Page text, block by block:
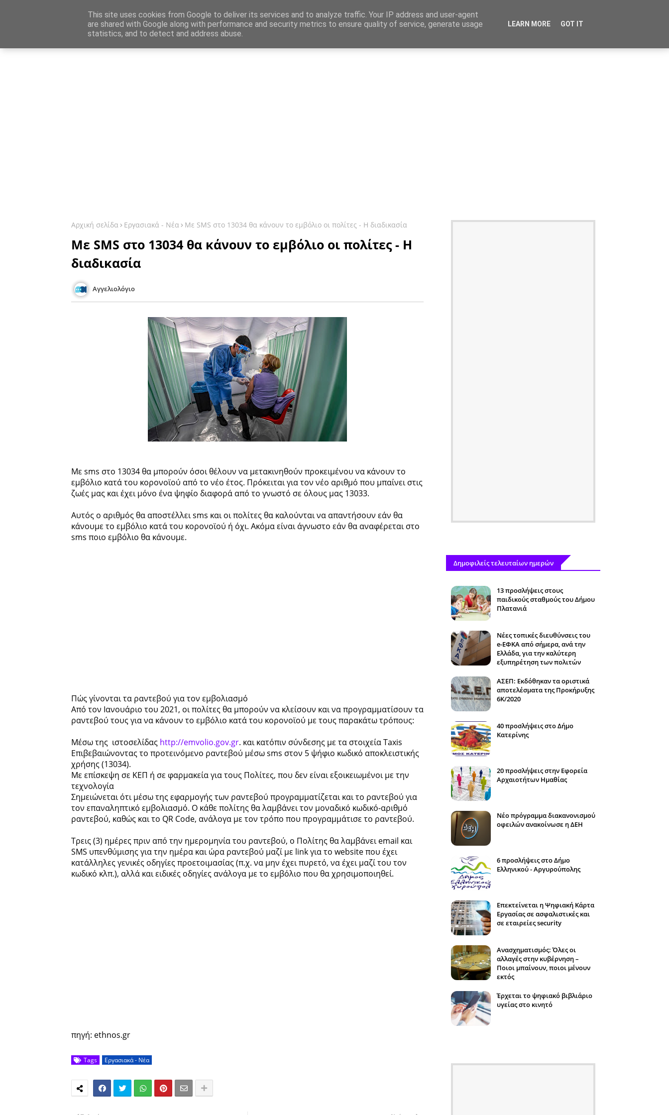
Καταχώρηση Αγγελίας Επικοινωνία Site Map
Ενημέρωση Αγγελίες Εργασίας
Αρχική σελίδα Εργασιακά - Νέα Με SMS στο 13034 θα κάνουν το εμβόλιο οι πολίτες - Η διαδικασία
Με SMS στο 13034 θα κάνουν το εμβόλιο οι πολίτες - Η
διαδικασία
Αγγελιολόγιο
Με sms στο 13034 θα μπορούν όσοι θέλουν να μετακινηθούν προκειμένου να κάνουν το
εμβόλιο κατά του κορονοϊού από το νέο έτος. Πρόκειται για τον νέο αριθμό που μπαίνει στις
ζωές μας και έχει μόνο ένα ψηφίο διαφορά από το γνωστό σε όλους μας 13033.
Αυτός ο αριθμός θα αποστέλλει sms και οι πολίτες θα καλούνται να απαντήσουν εάν θα
κάνουμε το εμβόλιο κατά του κορονοϊού ή όχι. Ακόμα είναι άγνωστο εάν θα αναφέρεται στο
sms ποιο εμβόλιο θα κάνουμε.
Πώς γίνονται τα ραντεβού για τον εμβολιασμό
Από τον Ιανουάριο του 2021, οι πολίτες θα μπορούν να κλείσουν και να προγραμματίσουν τα
ραντεβού τους για να κάνουν το εμβόλιο κατά του κορονοϊού με τους παρακάτω τρόπους:
Μέσω της ιστοσελίδας http://emvolio.gov.gr. και κατόπιν σύνδεσης με τα στοιχεία Taxis
Επιβεβαιώνοντας το προτεινόμενο ραντεβού μέσω sms στον 5 ψήφιο κωδικό αποκλειστικής
χρήσης (13034).
Με επίσκεψη σε ΚΕΠ ή σε φαρμακεία για τους Πολίτες, που δεν είναι εξοικειωμένοι με την
τεχνολογία
Σημειώνεται ότι μέσω της εφαρμογής των ραντεβού προγραμματίζεται και το ραντεβού για
τον επαναληπτικό εμβολιασμό. Ο κάθε πολίτης θα λαμβάνει τον μοναδικό κωδικό-αριθμό
ραντεβού, καθώς και το QR Code, ανάλογα με τον τρόπο που προγραμμάτισε το ραντεβού.
Τρεις (3) ημέρες πριν από την ημερομηνία του ραντεβού, ο Πολίτης θα λαμβάνει email και
SMS υπενθύμισης για την ημέρα και ώρα ραντεβού μαζί με link για το website που έχει
κατάλληλες γενικές οδηγίες προετοιμασίας (π.χ. να μην έχει πυρετό, να έχει μαζί του τον
κωδικό κλπ.), αλλά και ειδικές οδηγίες ανάλογα με το εμβόλιο που θα χρησιμοποιηθεί.
πηγή: ethnos.gr
Tags Εργασιακά - Νέα
Δημοφιλείς τελευταίων ημερών
13 προσλήψεις στους
παιδικούς σταθμούς του Δήμου
Πλατανιά
Νέες τοπικές διευθύνσεις του
e-ΕΦΚΑ από σήμερα, ανά την
Ελλάδα, για την καλύτερη
εξυπηρέτηση των πολιτών
ΑΣΕΠ: Εκδόθηκαν τα οριστικά
αποτελέσματα της Προκήρυξης
6Κ/2020
40 προσλήψεις στο Δήμο
Κατερίνης
20 προσλήψεις στην Εφορεία
Αρχαιοτήτων Ημαθίας
Νέο πρόγραμμα διακανονισμού
οφειλών ανακοίνωσε η ΔΕΗ
6 προσλήψεις στο Δήμο
Ελληνικού - Αργυρούπολης
Επεκτείνεται η Ψηφιακή Κάρτα
Εργασίας σε ασφαλιστικές και
σε εταιρείες security
Ανασχηματισμός: Όλες οι
αλλαγές στην κυβέρνηση –
Ποιοι μπαίνουν, ποιοι μένουν
εκτός
Έρχεται το ψηφιακό βιβλιάριο
υγείας στο κινητό
This site uses cookies from Google to deliver its services and to analyze traffic. Your IP address and user-agent
are shared with Google along with performance and security metrics to ensure quality of service, generate usage
statistics, and to detect and address abuse.
LEARN MORE GOT IT